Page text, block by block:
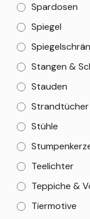
Spardosen
Spiegel
Stangen &
Stauden
Strandtücher
Stühle
Teelichter
Teppiche &
Tiermotive